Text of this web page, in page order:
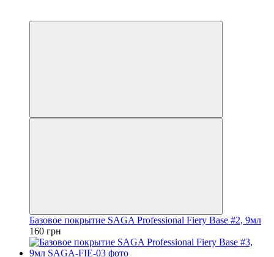
Базовое покрытие SAGA Professional Fiery Base #2, 9мл
160 грн